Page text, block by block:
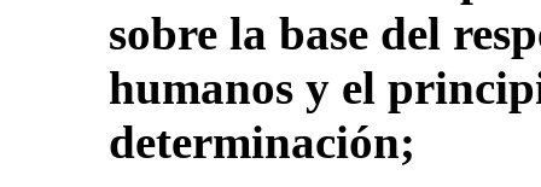
sobre la base del
humanos y el
determinación;